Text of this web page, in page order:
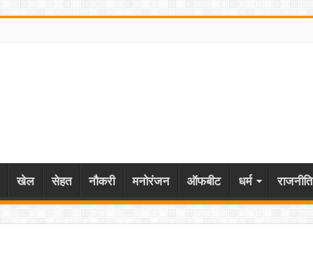
खेल सेहत नौकरी मनोरंजन ऑफबीट धर्म राजनीति